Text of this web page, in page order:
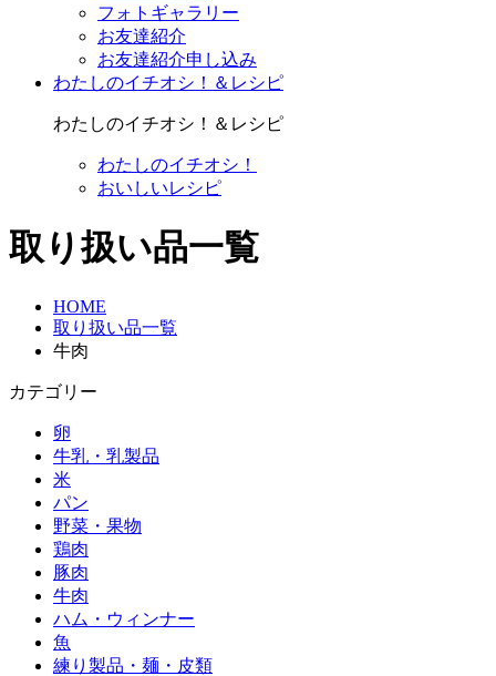
フォトギャラリー
お友達紹介
お友達紹介申し込み
わたしのイチオシ！＆レシピ
わたしのイチオシ！＆レシピ
わたしのイチオシ！
おいしいレシピ
取り扱い品一覧
HOME
取り扱い品一覧
牛肉
カテゴリー
卵
牛乳・乳製品
米
パン
野菜・果物
鶏肉
豚肉
牛肉
ハム・ウィンナー
魚
練り製品・麺・皮類